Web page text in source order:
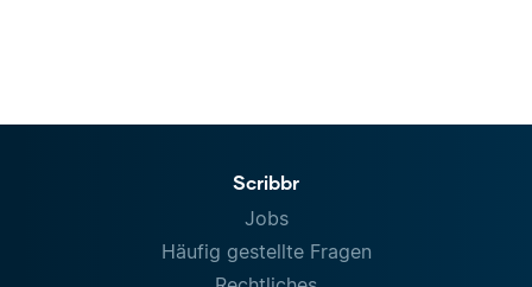
Scribbr
Jobs
Häufig gestellte Fragen